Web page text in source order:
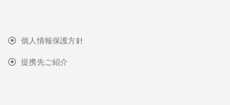
個人情報保護方針
提携先ご紹介